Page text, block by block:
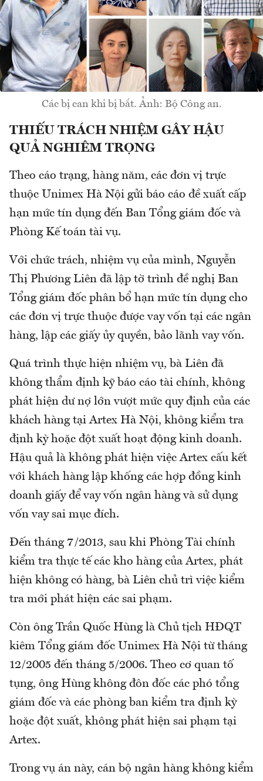
Các bị can khi bị bắt. Ảnh: Bộ Công an.
THIẾU TRÁCH NHIỆM GÂY HẬU
QUẢ NGHIÊM TRỌNG
Theo cáo trạng, hàng năm, các đơn vị trực
thuộc Unimex Hà Nội gửi báo cáo đề xuất cấp
hạn mức tín dụng đến Ban Tổng giám đốc và
Phòng Kế toán tài vụ.
Với chức trách, nhiệm vụ của mình, Nguyễn
Thị Phương Liên đã lập tờ trình đề nghị Ban
Tổng giám đốc phân bổ hạn mức tín dụng cho
các đơn vị trực thuộc được vay vốn tại các ngân
hàng, lập các giấy ủy quyền, bảo lãnh vay vốn.
Quá trình thực hiện nhiệm vụ, bà Liên đã
không thẩm định kỹ báo cáo tài chính, không
phát hiện dư nợ lớn vượt mức quy định của các
khách hàng tại Artex Hà Nội, không kiểm tra
định kỳ hoặc đột xuất hoạt động kinh doanh.
Hậu quả là không phát hiện việc Artex cấu kết
với khách hàng lập khống các hợp đồng kinh
doanh giấy để vay vốn ngân hàng và sử dụng
vốn vay sai mục đích.
Đến tháng 7/2013, sau khi Phòng Tài chính
kiểm tra thực tế các kho hàng của Artex, phát
hiện không có hàng, bà Liên chủ trì việc kiểm
tra mới phát hiện các sai phạm.
Còn ông Trần Quốc Hùng là Chủ tịch HĐQT
kiêm Tổng giám đốc Unimex Hà Nội từ tháng
12/2005 đến tháng 5/2006. Theo cơ quan tố
tụng, ông Hùng không đôn đốc các phó tổng
giám đốc và các phòng ban kiểm tra định kỳ
hoặc đột xuất, không phát hiện sai phạm tại
Artex.
Trong vụ án này, cán bộ ngân hàng không kiểm